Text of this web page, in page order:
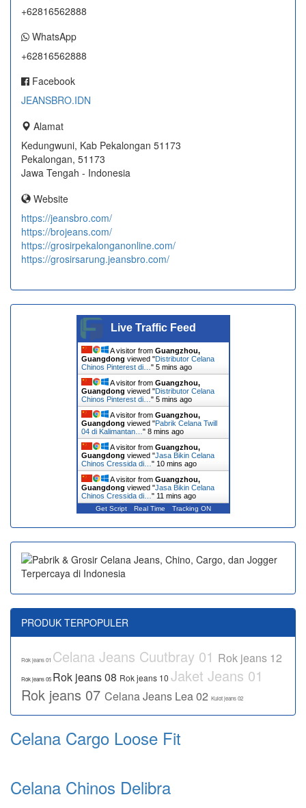
+62816562888
WhatsApp
+62816562888
Facebook
JEANSBRO.IDN
Alamat
Kedungwuni, Kab Pekalongan 51173
Pekalongan, 51173
Jawa Tengah - Indonesia
Website
https://jeansbro.com/
https://brojeans.com/
https://grosirpekalonganonline.com/
https://grosirsarung.jeansbro.com/
Live Traffic Feed
A visitor from Guangzhou,
Guangdong viewed "Distributor Celana
Chinos Pinterest di… " 5 mins ago
A visitor from Guangzhou,
Guangdong viewed "Distributor Celana
Chinos Pinterest di… " 5 mins ago
A visitor from Guangzhou,
Guangdong viewed "Pabrik Celana Twill
04 di Kalimantan… " 8 mins ago
A visitor from Guangzhou,
Guangdong viewed "Jasa Bikin Celana
Chinos Cressida di… " 10 mins ago
A visitor from Guangzhou,
Guangdong viewed "Jasa Bikin Celana
Chinos Cressida di… " 11 mins ago
Get Script Real Time Tracking ON
PRODUK TERPOPULER
Rok jeans 01 Celana Jeans Cuutbray 01 Rok jeans 12
Rok jeans 05 Rok jeans 08 Rok jeans 10 Jaket Jeans 01
Rok jeans 07 Celana Jeans Lea 02 Kulot jeans 02
Celana Cargo Loose Fit
Celana Chinos Delibra